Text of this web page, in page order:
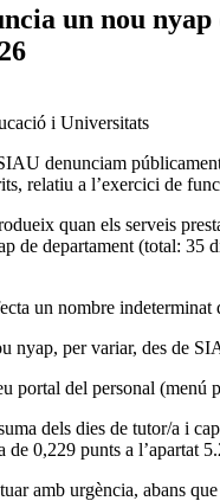
un nou
i Universitats
denunciam
relatiu a l’exercici de
quan els serveis
de departament (total: 35
un nombre indeterminat
nyap, per variar, des de
portal del personal (menú
dels dies de tutor/a i
de 0,229 punts a l’apartat
amb urgència, abans